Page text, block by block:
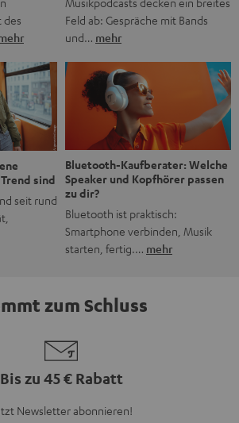
des
Feld ab: Gespräche mit Bands
und… mehr
sind
seit rund
Bluetooth-Kaufberater: Welche
Speaker und Kopfhörer passen
zu dir?
Bluetooth ist praktisch:
Smartphone verbinden, Musik
starten, fertig.… mehr
zum Schluss
Bis zu 45 € Rabatt
Newsletter abonnieren!